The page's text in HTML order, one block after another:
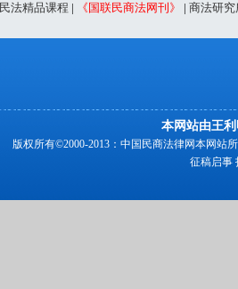
民法精品课程 | 《国联民商法网刊》 | 商法研究
本网站由王
版权所有©2000-2013：中国民商法律网本网站
征稿启事